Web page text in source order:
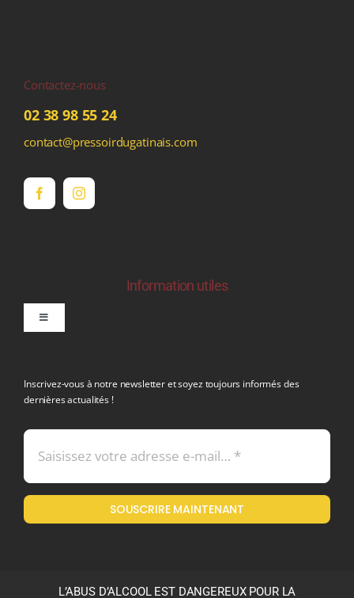
Contactez-nous
02 38 98 55 24
contact@pressoirdugatinais.com
Information utiles
Toggle
Mentions légales
Politique en matière de remboursements et de retours
Inscrivez-vous à notre newsletter et soyez toujours informés des
dernières actualités !
SOUSCRIRE MAINTENANT
L’ABUS D’ALCOOL EST DANGEREUX POUR LA